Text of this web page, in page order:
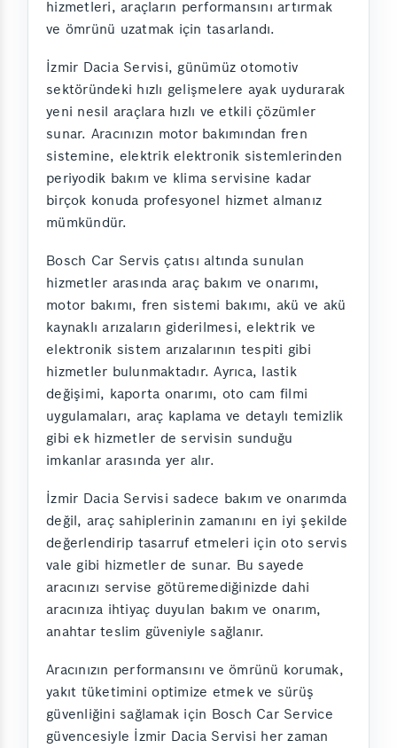
hizmetleri, araçların performansını artırmak
ve ömrünü uzatmak için tasarlandı.
İzmir Dacia Servisi, günümüz otomotiv
sektöründeki hızlı gelişmelere ayak uydurarak
yeni nesil araçlara hızlı ve etkili çözümler
sunar. Aracınızın motor bakımından fren
sistemine, elektrik elektronik sistemlerinden
periyodik bakım ve klima servisine kadar
birçok konuda profesyonel hizmet almanız
mümkündür.
Bosch Car Servis çatısı altında sunulan
hizmetler arasında araç bakım ve onarımı,
motor bakımı, fren sistemi bakımı, akü ve akü
kaynaklı arızaların giderilmesi, elektrik ve
elektronik sistem arızalarının tespiti gibi
hizmetler bulunmaktadır. Ayrıca, lastik
değişimi, kaporta onarımı, oto cam filmi
uygulamaları, araç kaplama ve detaylı temizlik
gibi ek hizmetler de servisin sunduğu
imkanlar arasında yer alır.
İzmir Dacia Servisi sadece bakım ve onarımda
değil, araç sahiplerinin zamanını en iyi şekilde
değerlendirip tasarruf etmeleri için oto servis
vale gibi hizmetler de sunar. Bu sayede
aracınızı servise götüremediğinizde dahi
aracınıza ihtiyaç duyulan bakım ve onarım,
anahtar teslim güveniyle sağlanır.
Aracınızın performansını ve ömrünü korumak,
yakıt tüketimini optimize etmek ve sürüş
güvenliğini sağlamak için Bosch Car Service
güvencesiyle İzmir Dacia Servisi her zaman